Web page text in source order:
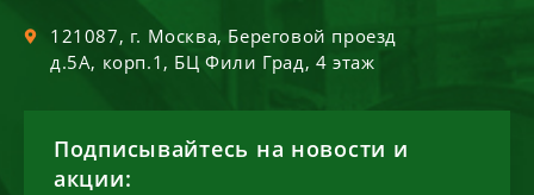
121087, г. Москва, Береговой проезд
д.5А, корп.1, БЦ Фили Град, 4 этаж
Подписывайтесь на новости и
акции: